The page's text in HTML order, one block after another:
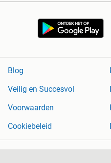
Blog
Veilig en Succesvol
Voorwaarden
Cookiebeleid